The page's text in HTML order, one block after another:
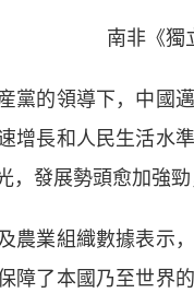
南非《獨
的領導下，中國邁
增長和人民生活水
，發展勢頭愈加強
業組織數據表示，
障了本國乃至世界